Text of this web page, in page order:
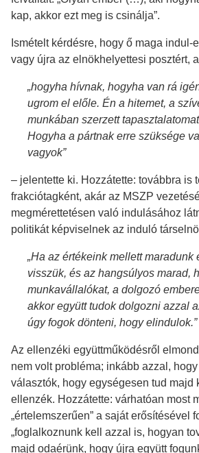
kap, akkor ezt meg is csinálja”.
Ismételt kérdésre, hogy ő maga indul-
vagy újra az elnökhelyettesi posztért,
„hogyha hívnak, hogyha van rá
ugrom el előle. Én a hitemet, a
munkában szerzett
Hogyha a pártnak erre szüksége
vagyok”
– jelentette ki. Hozzátette: továbbra is
frakciótagként, akár az MSZP
megmérettetésen való indulásához
politikát képviselnek az induló
„Ha az értékeink mellett maradunk
visszük, és az hangsúlyos marad,
munkavállalókat, a dolgozó
akkor együtt tudok dolgozni azzal
úgy fogok dönteni, hogy elindulok.”
Az ellenzéki együttműködésről
nem volt probléma; inkább azzal,
választók, hogy egységesen tud majd
ellenzék. Hozzátette: várhatóan most
„értelemszerűen” a saját erősítésével
„foglalkoznunk kell azzal is, hogyan
majd odaérünk, hogy újra együtt